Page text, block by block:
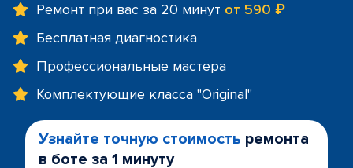
Ремонт при вас за 20 минут от 590 ₽
Бесплатная диагностика
Профессиональные мастера
Комплектующие класса "Original"
Узнайте точную стоимость ремонта
в боте за 1 минуту